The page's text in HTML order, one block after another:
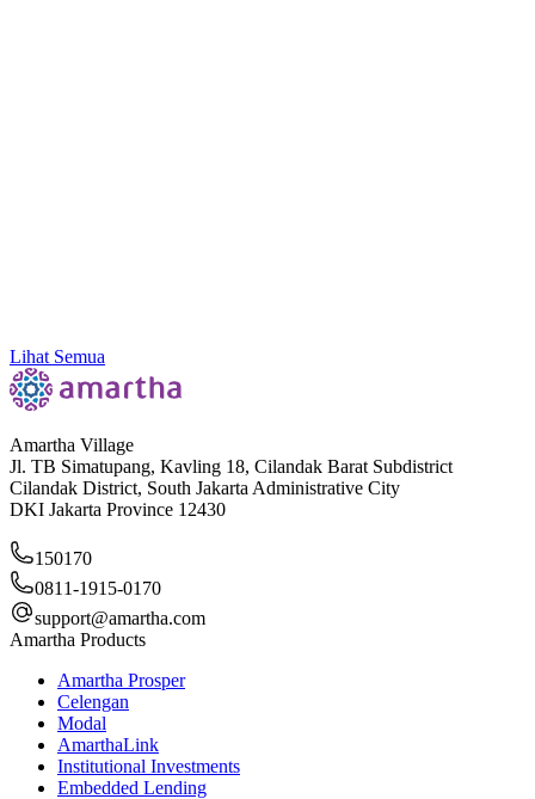
Lihat Semua
Amartha Village
Jl. TB Simatupang, Kavling 18, Cilandak Barat Subdistrict
Cilandak District, South Jakarta Administrative City
DKI Jakarta Province 12430
150170
0811-1915-0170
support@amartha.com
Amartha Products
Amartha Prosper
Celengan
Modal
AmarthaLink
Institutional Investments
Embedded Lending